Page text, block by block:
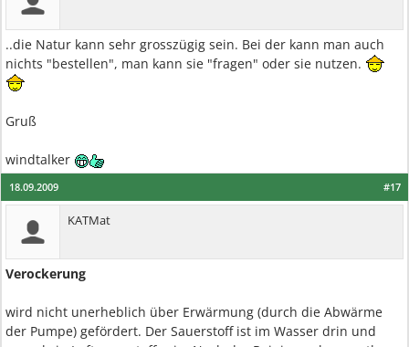
..die Natur kann sehr grosszügig sein. Bei der kann man auch
nichts "bestellen", man kann sie "fragen" oder sie nutzen.
Gruß
windtalker
#17
18.09.2009
KATMat
Verockerung
wird nicht unerheblich über Erwärmung (durch die Abwärme
der Pumpe) gefördert. Der Sauerstoff ist im Wasser drin und